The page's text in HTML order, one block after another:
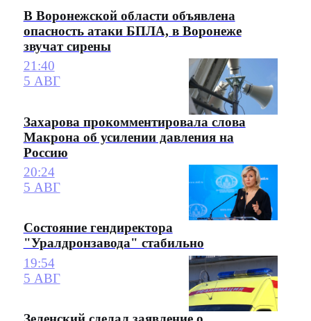
В Воронежской области объявлена
опасность атаки БПЛА, в Воронеже
звучат сирены
21:40
5 АВГ
Захарова прокомментировала слова
Макрона об усилении давления на
Россию
20:24
5 АВГ
Состояние гендиректора
"Уралдронзавода" стабильно
19:54
5 АВГ